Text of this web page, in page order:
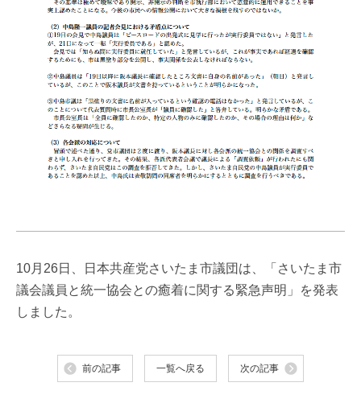
10月26日、日本共産党さいたま市議団は、「さいたま市
議会議員と統一協会との癒着に関する緊急声明」を発表
しました。
前の記事 一覧へ戻る 次の記事